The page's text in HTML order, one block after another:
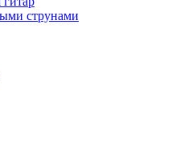
струнами